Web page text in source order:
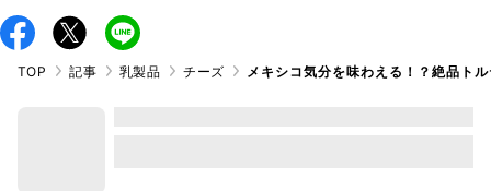
TOP 記事 乳製品 チーズ メキシコ気分を味わえる！？絶品ト